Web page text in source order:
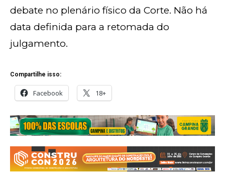
debate no plenário físico da Corte. Não há
data definida para a retomada do
julgamento.
Compartilhe isso:
Facebook 18+